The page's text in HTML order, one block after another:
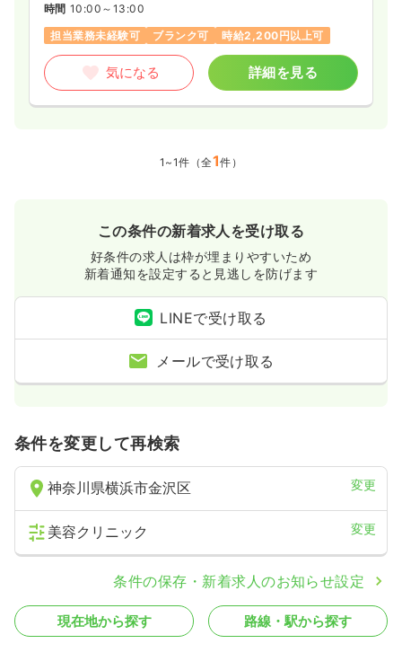
時間 10:00～13:00
担当業務未経験可
ブランク可 時給2,200円以上可
気になる 詳細を見る
1~1件（全1件）
この条件の新着求人を受け取る
好条件の求人は枠が埋まりやすいため
新着通知を設定すると見逃しを防げます
LINEで受け取る
メールで受け取る
条件を変更して再検索
神奈川県横浜市金沢区 変更
美容クリニック 変更
条件の保存・新着求人のお知らせ設定
現在地から探す 路線・駅から探す